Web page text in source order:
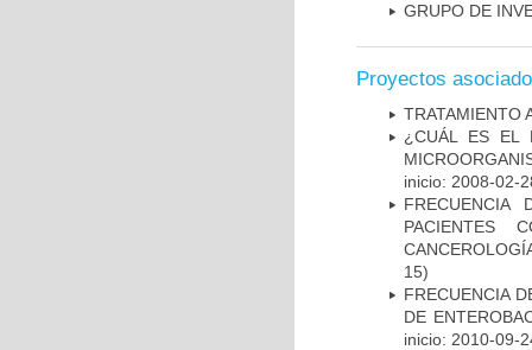
GRUPO DE
Proyectos
TRATAMIENTO
¿CUÁL ES EL
inicio: 2008-02-
FRECUENCIA
PACIENTES
15)
FRECUENCIA
DE
inicio: 2010-09-